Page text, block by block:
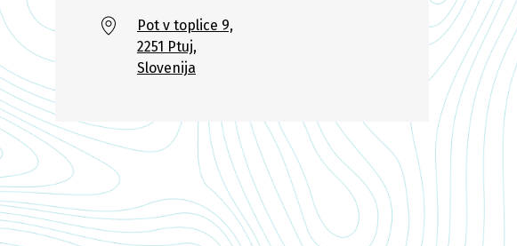
Pot v toplice 9,
2251 Ptuj,
Slovenija